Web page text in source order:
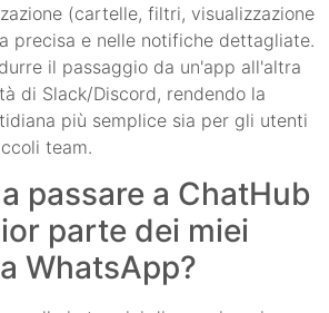
(cartelle, filtri, visualizzazione
precisa e nelle notifiche dettagliate.
il passaggio da un'app all'altra
di Slack/Discord, rendendo la
più semplice sia per gli utenti
team.
passare a ChatHub
parte dei miei
WhatsApp?